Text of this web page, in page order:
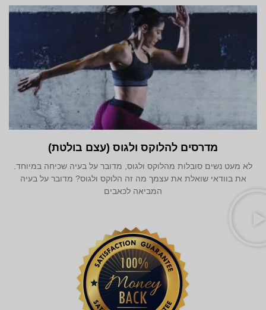
מדרסים להלוקס ולגוס (עצם בולטת)
לא מעט נשים סובלות מהלוקס ולגוס, מדובר על בעיה שכיחה במיוחד.
את בוודאי שואלת את עצמך מה זה הלוקס ולגוס? מדובר על בעיה
המביאה לכאבים